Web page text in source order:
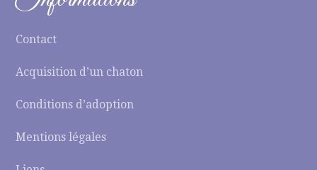
Contact
Acquisition d’un chaton
Conditions d’adoption
Mentions légales